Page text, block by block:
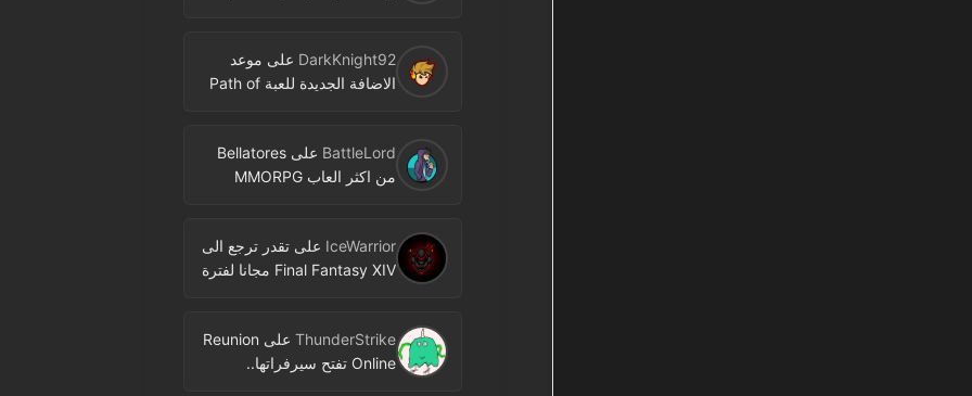
DarkKnight92 على موعد
الاضافة الجديدة للعبة Path of
BattleLord علىBellatores
من اكثر العاب MMORPG
النشر
IceWarrior علىتقدر ترجع الى
Final Fantasy XIV مجانا لفترة
ThunderStrike على Reunion
Online تفتح سيرفراتها..